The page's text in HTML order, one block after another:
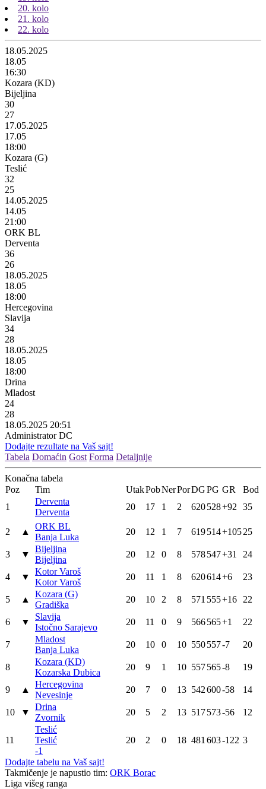
20. kolo
21. kolo
22. kolo
18.05.2025
18.05
16:30
Kozara (KD)
Bijeljina
30
27
17.05.2025
17.05
18:00
Kozara (G)
Teslić
32
25
14.05.2025
14.05
21:00
ORK BL
Derventa
36
26
18.05.2025
18.05
18:00
Hercegovina
Slavija
34
28
18.05.2025
18.05
18:00
Drina
Mladost
24
28
18.05.2025 20:51
Administrator DC
Dodajte rezultate na Vaš sajt!
Tabela Domaćin Gost Forma Detaljnije
Konačna tabela
Poz
Tim UtakPobNerPorDGPG GR
Bod
1
Derventa
Derventa
20 17 1 2 620528+92 35
2 ▲
ORK BL
Banja Luka
20 12 1 7 619514+10525
3 ▼
Bijeljina
Bijeljina
20 12 0 8 578547+31 24
4 ▼
Kotor Varoš
Kotor Varoš
20 11 1 8 620614+6 23
5 ▲
Kozara (G)
Gradiška
20 10 2 8 571 555+16 22
6 ▼
Slavija
Istočno Sarajevo
20 11 0 9 566565+1 22
7
Mladost
Banja Luka
20 10 0 10 550557-7 20
8
Kozara (KD)
Kozarska Dubica
20 9 1 10 557565-8 19
9 ▲
Hercegovina
Nevesinje
20 7 0 13 542600-58 14
10 ▼
Drina
Zvornik
20 5 2 13 517573-56 12
11
Teslić
Teslić
-1
20 2 0 18 481 603-122 3
Dodajte tabelu na Vaš sajt!
Takmičenje je napustio tim: ORK Borac
Liga višeg ranga